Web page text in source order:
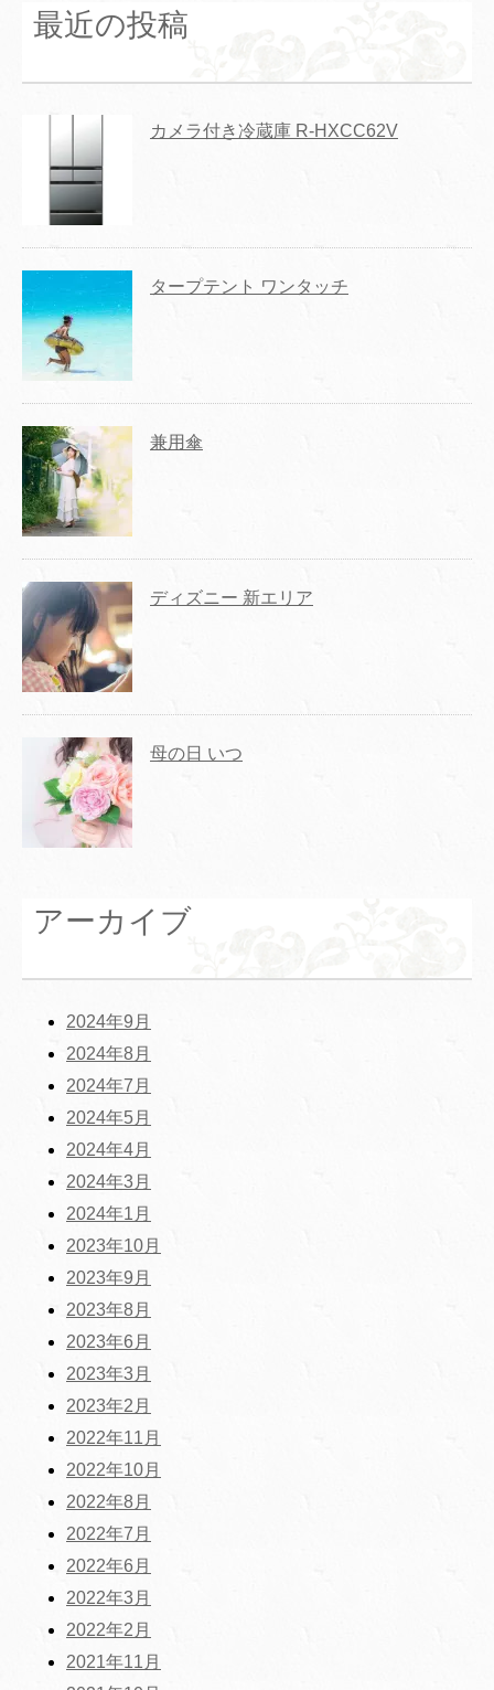
最近の投稿
カメラ付き冷蔵庫 R-HXCC62V
タープテント ワンタッチ
兼用傘
ディズニー 新エリア
母の日 いつ
アーカイブ
2024年9月
2024年8月
2024年7月
2024年5月
2024年4月
2024年3月
2024年1月
2023年10月
2023年9月
2023年8月
2023年6月
2023年3月
2023年2月
2022年11月
2022年10月
2022年8月
2022年7月
2022年6月
2022年3月
2022年2月
2021年11月